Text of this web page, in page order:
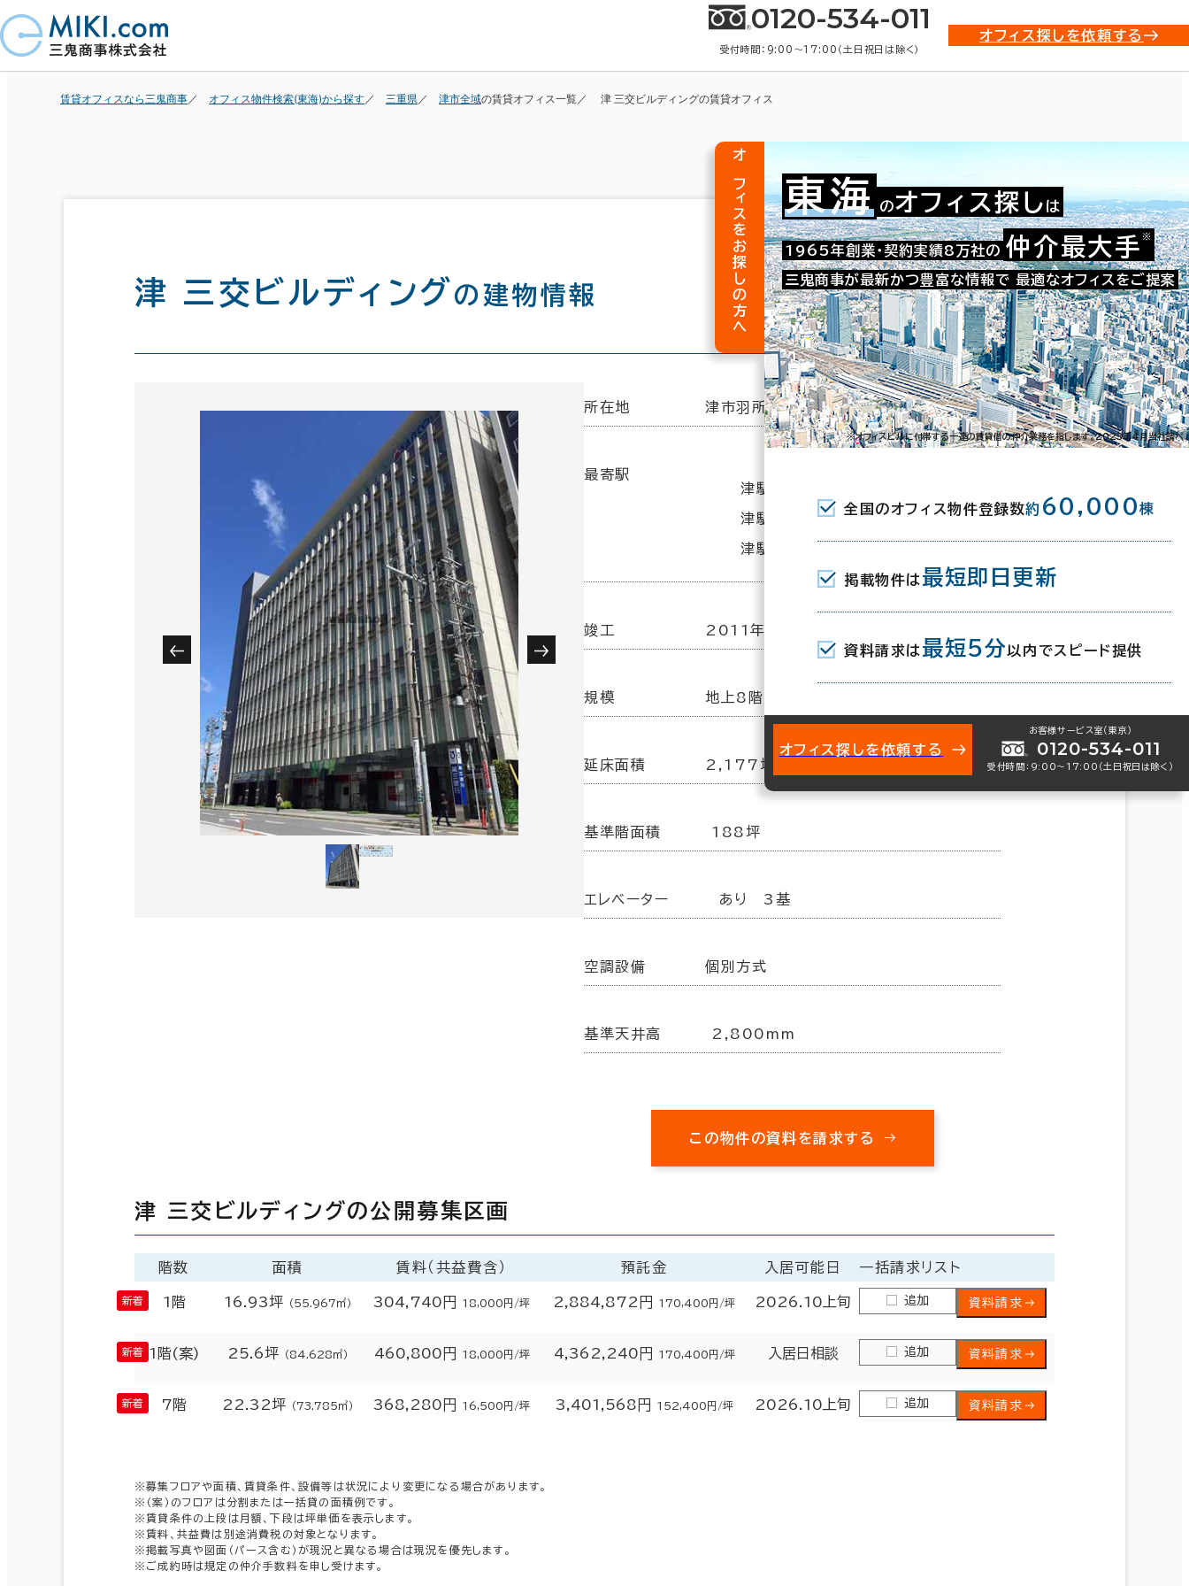
0120-534-011
受付時間：9:00〜17:00（土日祝日は除く）
オフィス探しを依頼する
賃貸オフィスなら三鬼商事 オフィス物件検索(東海)から探す 三重県 津市全域の賃貸オフィス一覧 津 三交ビルディングの賃貸オフィス
津 三交ビルディングの建物情報
お問い合わせ番号：008-40098
所在地 津市羽所町388
最寄駅
津駅(JR) 東口 3分
津駅(近鉄名古屋線) 東口(近鉄) 3分
津駅(伊勢鉄道) 東口 3分
竣工 2011年 4月
規模 地上8階／地下1階建
延床面積 2,177坪
基準階面積 188坪
エレベーター あり 3基
空調設備 個別方式
基準天井高 2,800mm
この物件の資料を請求する
津 三交ビルディングの公開募集区画
階数 面積 賃料（共益費含） 預託金 入居可能日 一括請求リスト
1階 16.93坪 （55.967㎡） 304,740円 18,000円/坪 2,884,872円 170,400円/坪 2026.10上旬 追加 資料請求
1階(案) 25.6坪 （84.628㎡） 460,800円 18,000円/坪 4,362,240円 170,400円/坪 入居日相談 追加 資料請求
7階 22.32坪 （73.785㎡） 368,280円 16,500円/坪 3,401,568円 152,400円/坪 2026.10上旬 追加 資料請求
※募集フロアや面積、賃貸条件、設備等は状況により変更になる場合があります。
※（案）のフロアは分割または一括貸の面積例です。
※賃貸条件の上段は月額、下段は坪単価を表示します。
※賃料、共益費は別途消費税の対象となります。
※掲載写真や図面（パース含む）が現況と異なる場合は現況を優先します。
※ご成約時は規定の仲介手数料を申し受けます。
オフィスをお探しの方へ 東海 のオフィス探し は
1965年創業・契約実績8万社の 仲介最大手 ※
三鬼商事が最新かつ豊富な情報で 最適なオフィスをご提案
※オフィスビルに付帯する一連の賃貸借の仲介業務を指します。2023年4月当社調べ
全国のオフィス物件登録数約 60,000棟
掲載物件は 最短即日更新
資料請求は 最短5分 以内でスピード提供
オフィス探しを依頼する
お客様サービス室（東京）
0120-534-011
受付時間：9:00〜17:00（土日祝日は除く）